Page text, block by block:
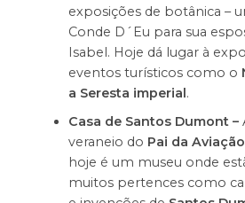
exposições de botânica –
Conde D´Eu para sua
Isabel. Hoje dá lugar à
eventos turísticos como o
a Seresta imperial.
Casa de Santos Dumont –
veraneio do Pai da Aviação
hoje é um museu onde
muitos pertences como